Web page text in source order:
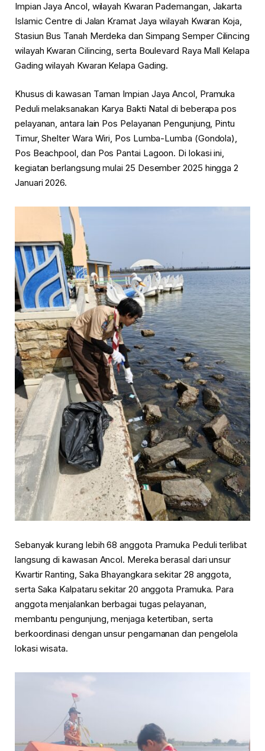
Impian Jaya Ancol, wilayah Kwaran Pademangan, Jakarta
Islamic Centre di Jalan Kramat Jaya wilayah Kwaran Koja,
Stasiun Bus Tanah Merdeka dan Simpang Semper Cilincing
wilayah Kwaran Cilincing, serta Boulevard Raya Mall Kelapa
Gading wilayah Kwaran Kelapa Gading.
Khusus di kawasan Taman Impian Jaya Ancol, Pramuka
Peduli melaksanakan Karya Bakti Natal di beberapa pos
pelayanan, antara lain Pos Pelayanan Pengunjung, Pintu
Timur, Shelter Wara Wiri, Pos Lumba-Lumba (Gondola),
Pos Beachpool, dan Pos Pantai Lagoon. Di lokasi ini,
kegiatan berlangsung mulai 25 Desember 2025 hingga 2
Januari 2026.
Sebanyak kurang lebih 68 anggota Pramuka Peduli terlibat
langsung di kawasan Ancol. Mereka berasal dari unsur
Kwartir Ranting, Saka Bhayangkara sekitar 28 anggota,
serta Saka Kalpataru sekitar 20 anggota Pramuka. Para
anggota menjalankan berbagai tugas pelayanan,
membantu pengunjung, menjaga ketertiban, serta
berkoordinasi dengan unsur pengamanan dan pengelola
lokasi wisata.